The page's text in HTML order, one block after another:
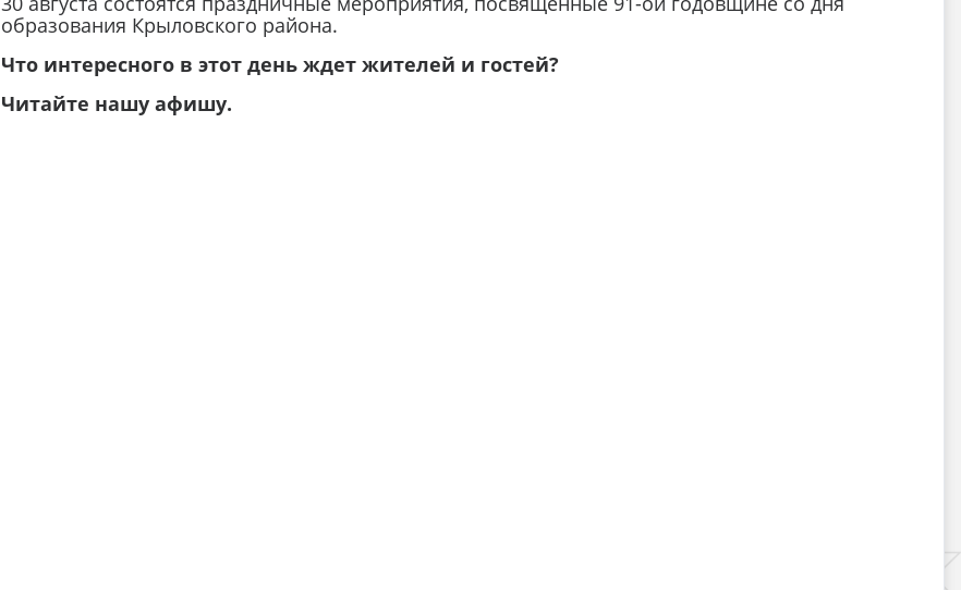
образования Крыловского района.
Что интересного в этот день ждет жителей и гостей?
Читайте нашу афишу.